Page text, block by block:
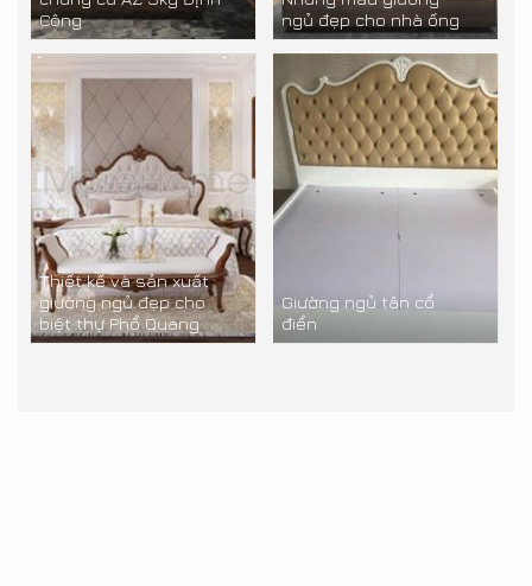
Công
ngủ đẹp cho nhà ống
Thiết kế và sản xuất
giường ngủ đẹp cho
biệt thự Phổ Quang
Giường ngủ tân cổ
điển